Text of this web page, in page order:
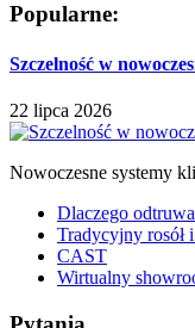
Popularne:
Szczelność w
22 lipca 2026
Nowoczesne systemy
Dlaczego
Tradycyjny rosół
CAST
Wirtualny